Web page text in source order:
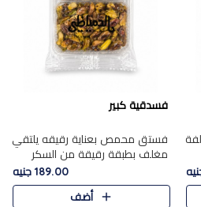
فسدقية كبير
فستق محمص بعناية رقيقه يلتقي
مغلف بطبقة رقيقة من السكر
المكرمل، ليقدم مذاقًا فاخرًا حلوي
شرقية فاخرة ونكهة غنية ناتي تميز
كل قطعة و قوام هش
189.00 جنيه
أضف